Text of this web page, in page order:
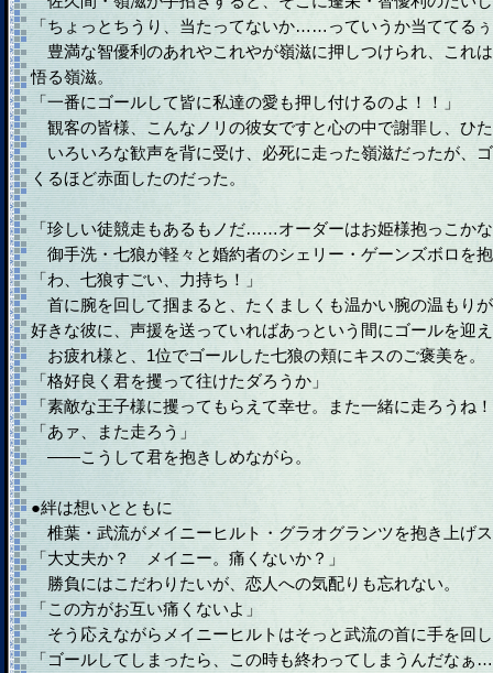
「ちょっとちうり、当たってないか……っていうか当ててる
豊満な智優利のあれやこれやが嶺滋に押しつけられ、これ
悟る嶺滋。
「一番にゴールして皆に私達の愛も押し付けるのよ！！」
観客の皆様、こんなノリの彼女ですと心の中で謝罪し、ひ
いろいろな歓声を背に受け、必死に走った嶺滋だったが、
くるほど赤面したのだった。
「珍しい徒競走もあるもノだ……オーダーはお姫様抱っこか
御手洗・七狼が軽々と婚約者のシェリー・ゲーンズボロを
「わ、七狼すごい、力持ち！」
首に腕を回して掴まると、たくましくも温かい腕の温もり
好きな彼に、声援を送っていればあっという間にゴールを迎
お疲れ様と、1位でゴールした七狼の頬にキスのご褒美を。
「格好良く君を攫って往けたダろうか」
「素敵な王子様に攫ってもらえて幸せ。また一緒に走ろうね
「あァ、また走ろう」
――こうして君を抱きしめながら。
●絆は想いとともに
椎葉・武流がメイニーヒルト・グラオグランツを抱き上げ
「大丈夫か？ メイニー。痛くないか？」
勝負にはこだわりたいが、恋人への気配りも忘れない。
「この方がお互い痛くないよ」
そう応えながらメイニーヒルトはそっと武流の首に手を回
「ゴールしてしまったら、この時も終わってしまうんだな